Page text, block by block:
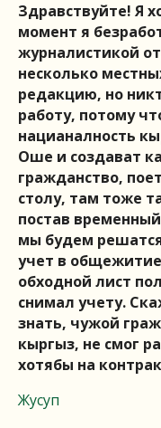
Здравствуйте! Я
момент я
журналистикой
несколько
редакцию, но
работу, потому
нацианалность
Оше и создават
гражданство,
столу, там тоже
постав
мы будем
учет в
обходной лист
снимал учету.
знать, чужой
кыргыз, не смог
хотябы на
Жусуп